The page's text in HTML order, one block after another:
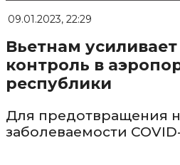
09.01.2023, 22:29
Вьетнам
контроль в
республики
Для предотвращения
заболеваемости